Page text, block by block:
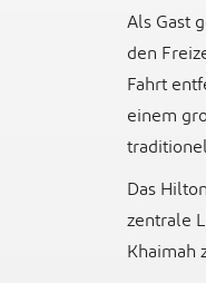
Als Gast
den
Fahrt
einem
Das
zentrale
Khaimah